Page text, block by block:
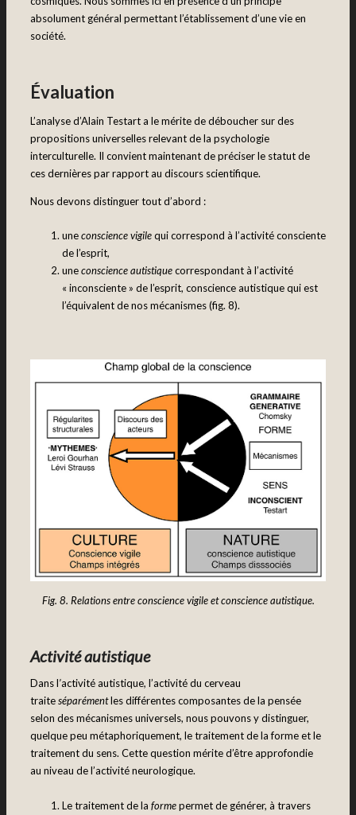
absolument général permettant l’établissement d’une vie en
société.
Évaluation
L’analyse d’Alain Testart a le mérite de déboucher sur des
propositions universelles relevant de la psychologie
interculturelle. Il convient maintenant de préciser le statut de
ces dernières par rapport au discours scientifique.
Nous devons distinguer tout d’abord :
uneconscience vigilequi correspond à l’activité consciente
de l’esprit,
uneconscience autistiquecorrespondant à l’activité
« inconsciente » de l’esprit, conscience autistique qui est
l’équivalent de nos mécanismes (fig. 8).
Fig. 8. Relations entre conscience vigile et conscience autistique.
Activité autistique
Dans l’activité autistique, l’activité du cerveau
traiteséparémentles différentes composantes de la pensée
selon des mécanismes universels, nous pouvons y distinguer,
quelque peu métaphoriquement, le traitement de la forme et le
traitement du sens. Cette question mérite d’être approfondie
au niveau de l’activité neurologique.
Le traitement de la formepermet de générer, à travers